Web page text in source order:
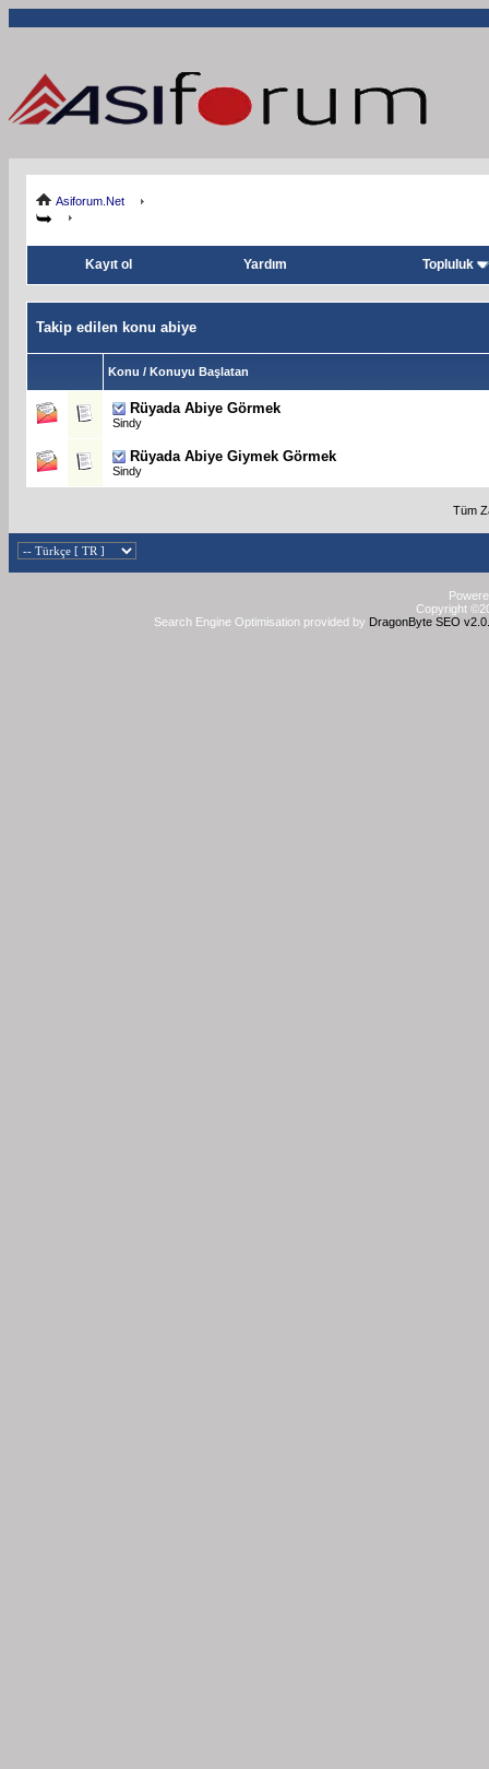
Asiforum.Net
Kayıt ol Yardım Topluluk
Takip edilen konu abiye
Konu / Konuyu Başlatan
Rüyada Abiye Görmek
Sindy
Rüyada Abiye Giymek Görmek
Sindy
Tüm
Copyright
Search Engine Optimisation provided by DragonByte SEO